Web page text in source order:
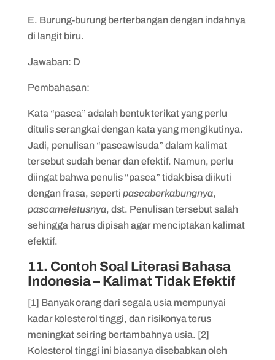
E. Burung-burung berterbangan dengan indahnya
di langit biru.
Jawaban: D
Pembahasan:
Kata “pasca” adalah bentuk terikat yang perlu
ditulis serangkai dengan kata yang mengikutinya.
Jadi, penulisan “pascawisuda” dalam kalimat
tersebut sudah benar dan efektif. Namun, perlu
diingat bahwa penulis “pasca” tidak bisa diikuti
dengan frasa, seperti pascaberkabungnya,
pascameletusnya, dst. Penulisan tersebut salah
sehingga harus dipisah agar menciptakan kalimat
efektif.
11. Contoh Soal Literasi Bahasa
Indonesia – Kalimat Tidak Efektif
[1] Banyak orang dari segala usia mempunyai
kadar kolesterol tinggi, dan risikonya terus
meningkat seiring bertambahnya usia. [2]
Kolesterol tinggi ini biasanya disebabkan oleh